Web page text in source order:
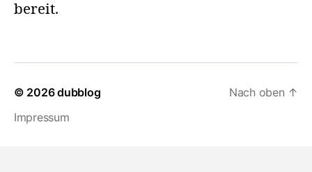
bereit.
© 2026dubblog
Impressum
Nach oben ↑